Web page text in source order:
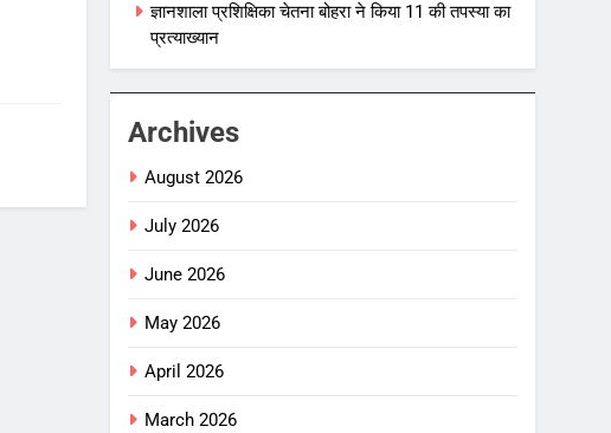
ज्ञानशाला प्रशिक्षिका चेतना बोहरा ने किया 11 की तपस्या का
प्रत्याख्यान
Archives
August 2026
July 2026
June 2026
May 2026
April 2026
March 2026